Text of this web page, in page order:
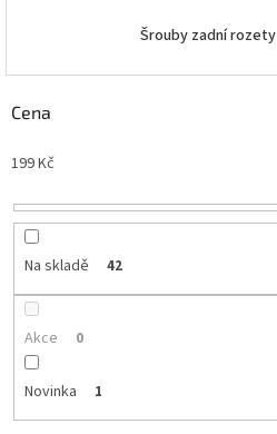
Šrouby zadní rozety
Cena
199Kč
Na skladě 42
Akce 0
Novinka 1